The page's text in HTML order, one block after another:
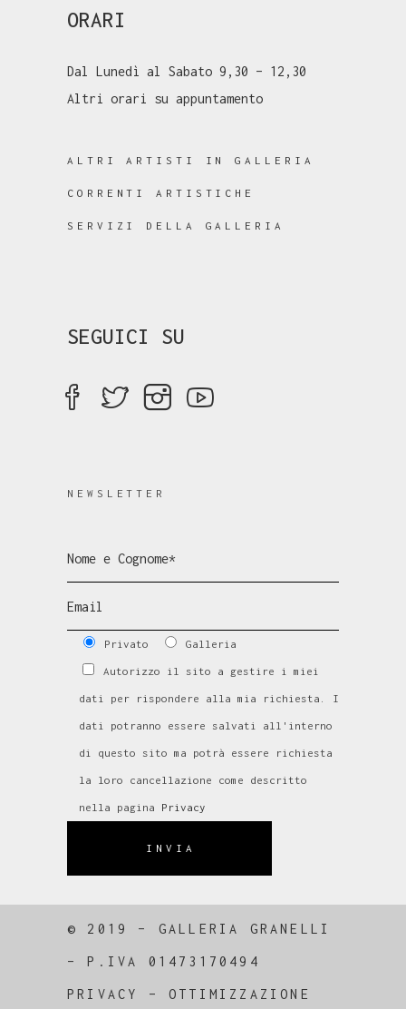
ORARI
Dal Lunedì al Sabato 9,30 – 12,30
Altri orari su appuntamento
ALTRI ARTISTI IN GALLERIA
CORRENTI ARTISTICHE
SERVIZI DELLA GALLERIA
SEGUICI SU
NEWSLETTER
Privato Galleria
Autorizzo il sito a gestire i miei
dati per rispondere alla mia richiesta. I
dati potranno essere salvati all'interno
di questo sito ma potrà essere richiesta
la loro cancellazione come descritto
nella pagina Privacy
INVIA
© 2019 – GALLERIA GRANELLI
–P.IVA 01473170494
PRIVACY –OTTIMIZZAZIONE